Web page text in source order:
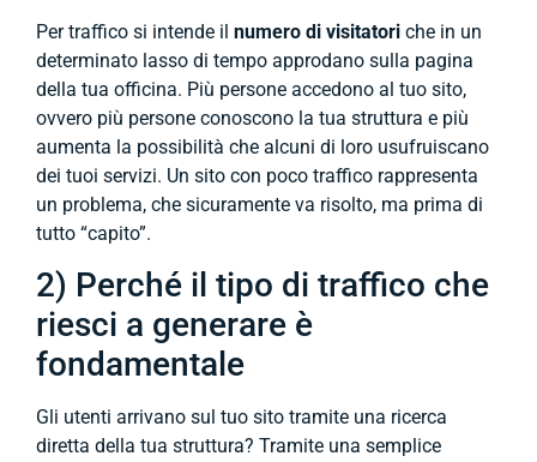
Per traffico si intende il numero di visitatori che in un
determinato lasso di tempo approdano sulla pagina
della tua officina. Più persone accedono al tuo sito,
ovvero più persone conoscono la tua struttura e più
aumenta la possibilità che alcuni di loro usufruiscano
dei tuoi servizi. Un sito con poco traffico rappresenta
un problema, che sicuramente va risolto, ma prima di
tutto “capito”.
2) Perché il tipo di traffico che
riesci a generare è
fondamentale
Gli utenti arrivano sul tuo sito tramite una ricerca
diretta della tua struttura? Tramite una semplice